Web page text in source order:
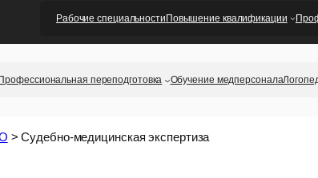
Рабочие специальности Повышение квалификации
Профессиональная переподготовка Обучение медперсонала
>Судебно-медицинская экспертиза